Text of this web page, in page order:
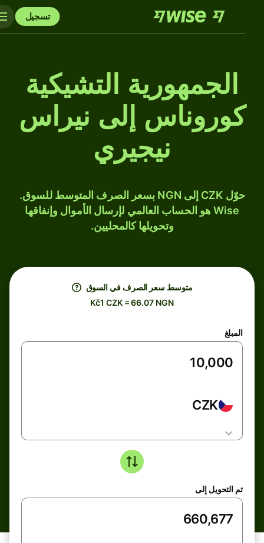
تسجيل
الجمهورية التشيكية
كوروناس إلى نيراس
نيجيري
حوّل CZK إلى NGN بسعر الصرف المتوسط للسوق.
Wise هو الحساب العالمي لإرسال الأموال وإنفاقها
وتحويلها كالمحليين.
متوسط ​​سعر الصرف في السوق
Kč1 CZK = 66.07 NGN
المبلغ
CZK
تم التحويل إلى